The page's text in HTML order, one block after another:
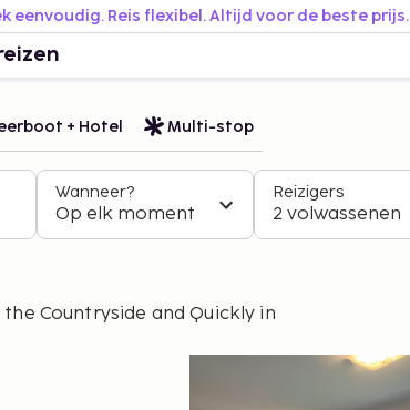
eenvoudig. Reis flexibel. Altijd voor de beste prijs.
+ Hotel Multi-stop
Wanneer?
Op elk moment
Reizigers
2 volwassenen
Countryside and Quickly in